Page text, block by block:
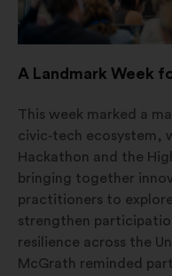
A Landmark Week
This week marked a
civic‑tech ecosystem,
Hackathon and the
bringing together
practitioners to
strengthen
resilience across the
McGrath reminded